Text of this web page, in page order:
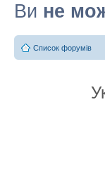
Ви не
Список форумів